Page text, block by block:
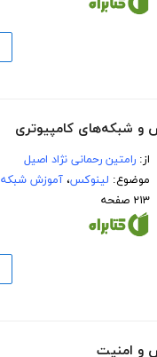
و شبکه‌های کامپیوتری
از:رامتین رحمانی نژاد اصیل
موضوع: لینوکس،آموزش شبکه
۲۱۳ صفحه
و امنیت